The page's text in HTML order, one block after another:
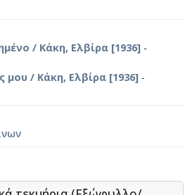
/ Κάκη, Ελβίρα [1936] -
μου / Κάκη, Ελβίρα [1936] -